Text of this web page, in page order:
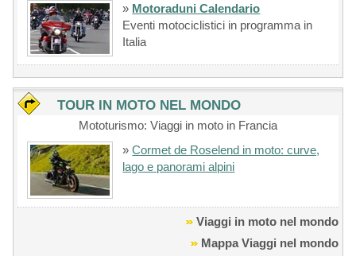
» Motoraduni Calendario
Eventi motociclistici in programma in
Italia
TOUR IN MOTO NEL MONDO
Mototurismo: Viaggi in moto in Francia
»Cormet de Roselend in moto: curve,
lago e panorami alpini
Viaggi in moto nel mondo
Mappa Viaggi nel mondo